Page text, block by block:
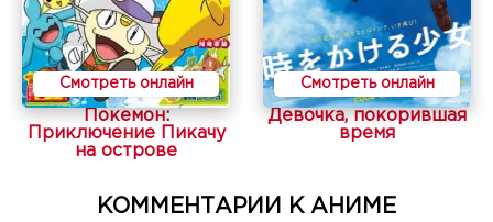
Смотреть онлайн
Покемон:
Приключение Пикачу
на острове
Смотреть онлайн
Девочка, покорившая
время
КОММЕНТАРИИ К АНИМЕ